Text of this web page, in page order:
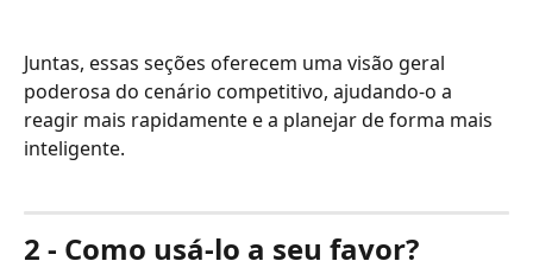
Juntas, essas seções oferecem uma visão geral
poderosa do cenário competitivo, ajudando-o a
reagir mais rapidamente e a planejar de forma mais
inteligente.
2 - Como usá-lo a seu favor?